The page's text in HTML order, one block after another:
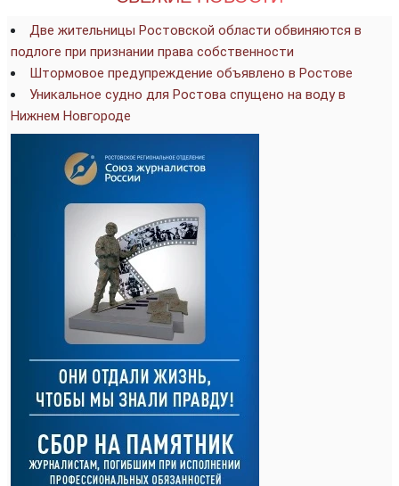
Две жительницы Ростовской области обвиняются в
подлоге при признании права собственности
Штормовое предупреждение объявлено в Ростове
Уникальное судно для Ростова спущено на воду в
Нижнем Новгороде